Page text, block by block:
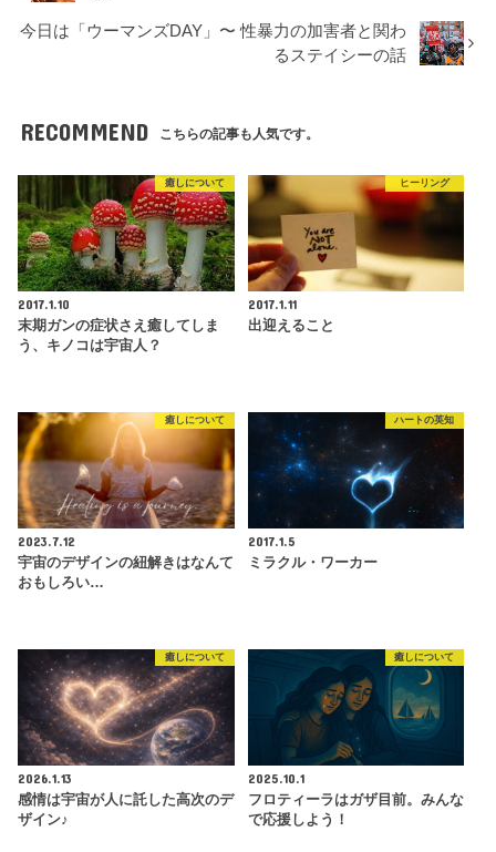
今日は「ウーマンズDAY」〜 性暴力の加害者と関わ
るステイシーの話
RECOMMEND こちらの記事も人気です。
癒しについて
2017.1.10
末期ガンの症状さえ癒してしま
う、キノコは宇宙人？
ヒーリング
2017.1.11
出迎えること
癒しについて
2023.7.12
宇宙のデザインの紐解きはなんて
おもしろい…
ハートの英知
2017.1.5
ミラクル・ワーカー
癒しについて
2026.1.13
感情は宇宙が人に託した高次のデ
ザイン♪
癒しについて
2025.10.1
フロティーラはガザ目前。みんな
で応援しよう！